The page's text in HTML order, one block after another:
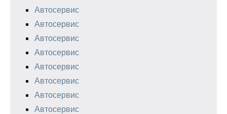
Автосервис
Автосервис
Автосервис
Автосервис
Автосервис
Автосервис
Автосервис
Автосервис